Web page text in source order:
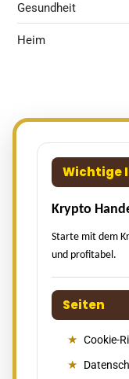
Gesundheit
Heim
Wichtige
Krypto
Starte mit dem
und profitabel.
Seiten
Cookie-